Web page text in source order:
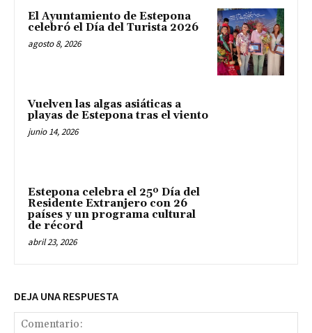
El Ayuntamiento de Estepona
celebró el Día del Turista 2026
agosto 8, 2026
Vuelven las algas asiáticas a
playas de Estepona tras el viento
junio 14, 2026
Estepona celebra el 25º Día del
Residente Extranjero con 26
países y un programa cultural
de récord
abril 23, 2026
DEJA UNA RESPUESTA